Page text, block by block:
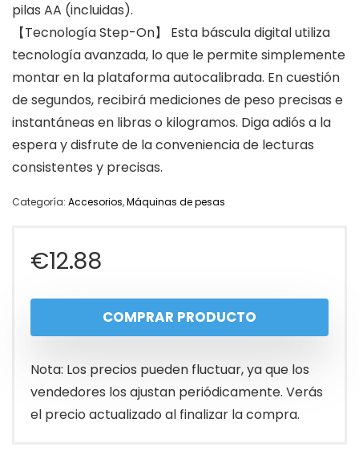
pilas AA (incluidas).
【Tecnología Step-On】 Esta báscula digital utiliza
tecnología avanzada, lo que le permite simplemente
montar en la plataforma autocalibrada. En cuestión
de segundos, recibirá mediciones de peso precisas e
instantáneas en libras o kilogramos. Diga adiós a la
espera y disfrute de la conveniencia de lecturas
consistentes y precisas.
Categoría: Accesorios,Máquinas de pesas
€12.88
COMPRAR PRODUCTO
Nota: Los precios pueden fluctuar, ya que los
vendedores los ajustan periódicamente. Verás
el precio actualizado al finalizar la compra.